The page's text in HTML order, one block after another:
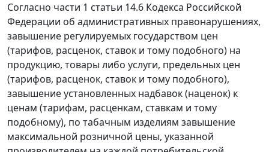
Согласно части 1 статьи 14.6 Кодекса Российской
Федерации об административных правонарушениях,
завышение регулируемых государством цен
(тарифов, расценок, ставок и тому подобного) на
продукцию, товары либо услуги, предельных цен
(тарифов, расценок, ставок и тому подобного),
завышение установленных надбавок (наценок) к
ценам (тарифам, расценкам, ставкам и тому
подобному), по табачным изделиям завышение
максимальной розничной цены, указанной